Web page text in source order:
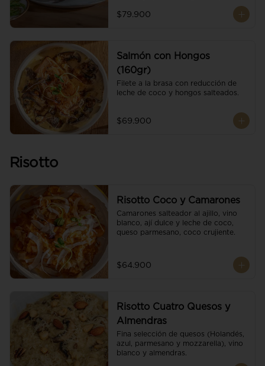
$79.900
Salmón con Hongos
(160gr)
Filete a la brasa con reducción de
leche de coco y hongos salteados.
$69.900
Risotto
Risotto Coco y Camarones
Camarones salteador al ajillo, vino
blanco, ají dulce y leche de coco,
queso parmesano, coco crujiente.
$64.900
Risotto Cuatro Quesos y
Almendras
Fina selección de quesos (Holandés,
azul, parmesano y mozzarella), vino
blanco y almendras.